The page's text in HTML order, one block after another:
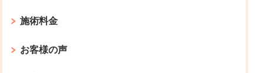
施術料金
お客様の声